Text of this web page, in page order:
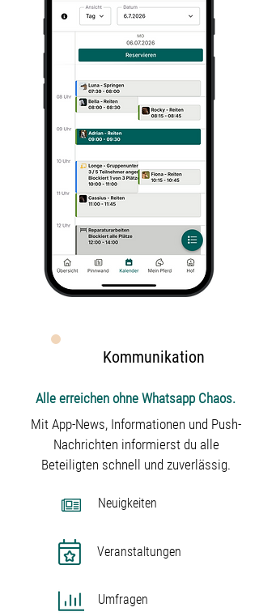
Kommunikation
Alle erreichen ohne Whatsapp Chaos.
Mit App-News, Informationen und Push-
Nachrichten informierst du alle
Beteiligten schnell und zuverlässig.
Neuigkeiten
Veranstaltungen
Umfragen